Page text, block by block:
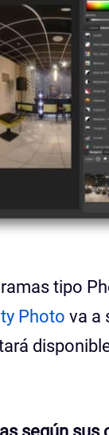
tipo
Photo va a
según sus